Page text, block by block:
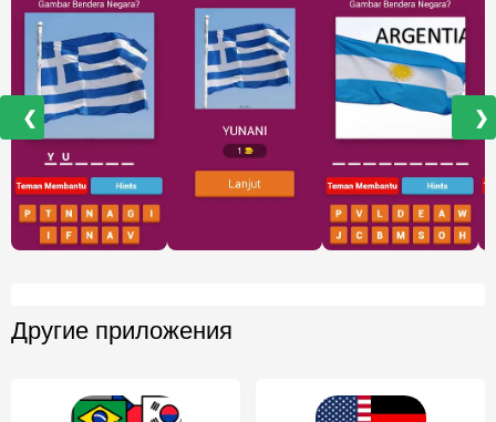
❮ ❯
Другие приложения